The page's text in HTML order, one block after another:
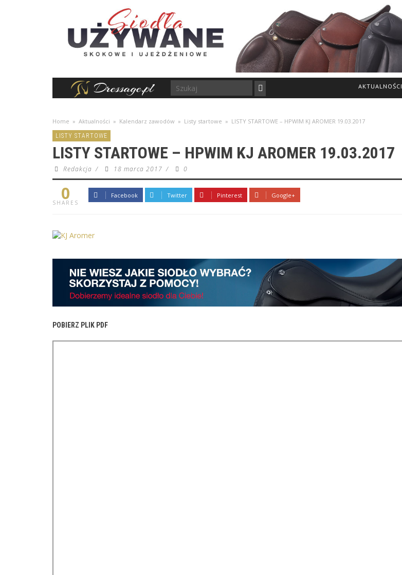
AKTUALNOŚCI
Home » Aktualności » Kalendarz zawodów » Listy startowe » LISTY STARTOWE – HPWIM KJ AROMER 19.03.2017
LISTY STARTOWE
LISTY STARTOWE – HPWIM KJ AROMER 19.03.2017
Redakcja / 18 marca 2017 / 0
0
SHARES
Facebook Twitter Pinterest Google+
POBIERZ PLIK PDF